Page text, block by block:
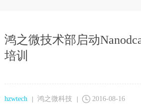
鸿之微技术部启动
培训
hzwtech | 鸿之微科技 | 2016-08-16